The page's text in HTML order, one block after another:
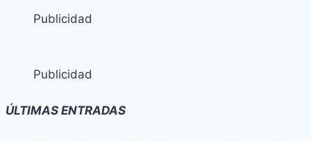
Publicidad
Publicidad
ÚLTIMAS ENTRADAS